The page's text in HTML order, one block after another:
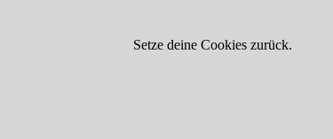
Setze deine Cookies zurück.